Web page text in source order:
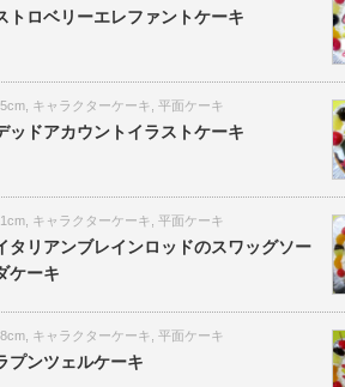
トロベリーエレファントケーキ
キャラクターケーキ 平面ケーキ
ッドアカウントイラストケーキ
キャラクターケーキ 平面ケーキ
タリアンブレインロッドのスワッグソー
ケーキ
キャラクターケーキ 平面ケーキ
プンツェルケーキ